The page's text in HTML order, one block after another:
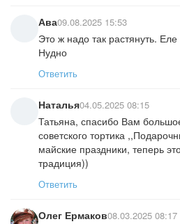
Ава09.08.2025 15:53
Это ж надо так растянуть.
Нудно
Ответить
Наталья04.05.2025 08:15
Татьяна, спасибо Вам
советского тортика
майские праздники, теперь
традиция))
Ответить
Олег Ермаков08.03.2025 08:17